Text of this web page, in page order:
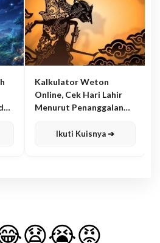
Kalkulator Weton
Online, Cek Hari Lahir
Menurut Penanggalan
Ikuti Kuisnya ➔
😧😭😡